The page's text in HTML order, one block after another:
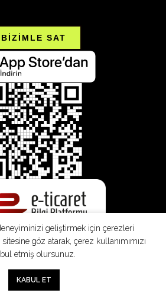
BİZİMLE SAT
geliştirmek için çerezleri
göz atarak, çerez kullanımımızı
etmiş olursunuz.
KABUL ET
Sepet